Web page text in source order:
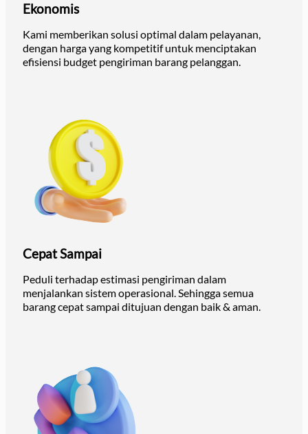
Ekonomis
Kami memberikan solusi optimal dalam pelayanan,
dengan harga yang kompetitif untuk menciptakan
efisiensi budget pengiriman barang pelanggan.
Cepat Sampai
Peduli terhadap estimasi pengiriman dalam
menjalankan sistem operasional. Sehingga semua
barang cepat sampai ditujuan dengan baik & aman.